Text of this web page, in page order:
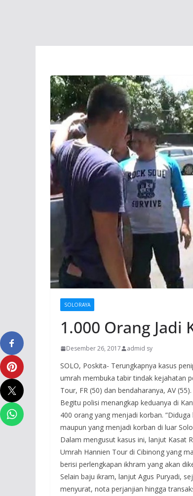
SOLORAYA
1.000 Orang
Desember 26, 2017 admid sy
SOLO, Poskita- Terungkapnya kasus
umrah membuka tabir tindak kejahatan
Tour, FR (50) dan bendaharanya, AV (55).
Begitu polisi menangkap keduanya di
400 orang yang menjadi korban.
maupun yang menjadi korban di luar
Dalam mengusut kasus ini, lanjut Kasat
Umrah Hannien Tour di Cibinong yang
berisi perlengkapan ikhram yang akan
Selain baju ikram, lanjut Agus Puryadi,
menyurat, nota perjanjian hingga